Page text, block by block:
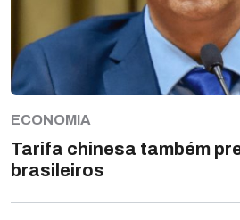
ECONOMIA
Tarifa chinesa também
brasileiros